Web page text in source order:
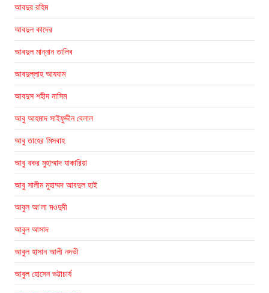
আবদুর রহিম
আবদুল কাদের
আবদুল মান্নান তালিব
আবদুল্লাহ আযযাম
আবদুস শহীদ নাসিম
আবু আহমাদ সাইফুদ্দীন বেলাল
আবু তাহের মিসবাহ
আবু বকর মুহাম্মাদ যাকারিয়া
আবু সালীম মুহাম্মদ আবদুল হাই
আবুল আ'লা মওদুদী
আবুল আসাদ
আবুল হাসান আলী নদভী
আবুল হোসেন ভট্টাচার্য